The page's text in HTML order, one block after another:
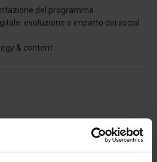
del programma
evoluzione e impatto dei social
& content
economici e legali